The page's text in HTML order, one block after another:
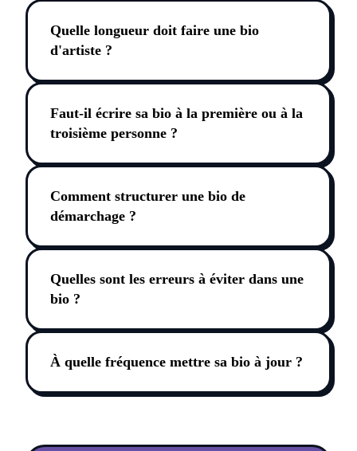
Quelle longueur doit faire une bio
d'artiste ?
Faut-il écrire sa bio à la première ou à la
troisième personne ?
Comment structurer une bio de
démarchage ?
Quelles sont les erreurs à éviter dans une
bio ?
À quelle fréquence mettre sa bio à jour ?